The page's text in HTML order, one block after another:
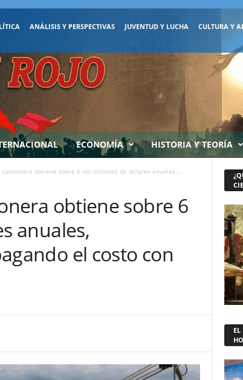
ANÁLISIS Y PERSPECTIVAS JUVENTUD Y LUCHA CULTURA Y
ECONOMÍA HISTORIA Y TEORÍA
salmonera obtiene sobre 6 mil millones de dólares anuales,...
obtiene sobre 6
anuales,
el costo con